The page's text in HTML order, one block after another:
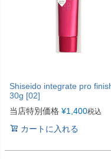
Shiseido integrate pro
30g [02]
当店特別価格 ¥1,400税込
カートに入れる